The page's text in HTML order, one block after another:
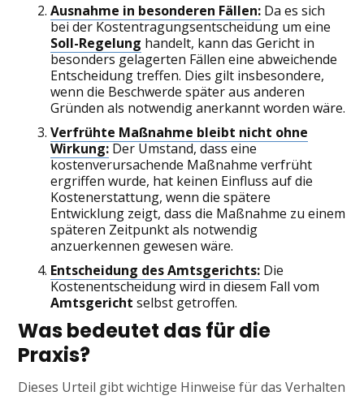
Ausnahme in besonderen Fällen: Da es sich
bei der Kostentragungsentscheidung um eine
Soll-Regelung handelt, kann das Gericht in
besonders gelagerten Fällen eine abweichende
Entscheidung treffen. Dies gilt insbesondere,
wenn die Beschwerde später aus anderen
Gründen als notwendig anerkannt worden wäre.
Verfrühte Maßnahme bleibt nicht ohne
Wirkung: Der Umstand, dass eine
kostenverursachende Maßnahme verfrüht
ergriffen wurde, hat keinen Einfluss auf die
Kostenerstattung, wenn die spätere
Entwicklung zeigt, dass die Maßnahme zu einem
späteren Zeitpunkt als notwendig
anzuerkennen gewesen wäre.
Entscheidung des Amtsgerichts: Die
Kostenentscheidung wird in diesem Fall vom
Amtsgericht selbst getroffen.
Was bedeutet das für die
Praxis?
Dieses Urteil gibt wichtige Hinweise für das Verhalten